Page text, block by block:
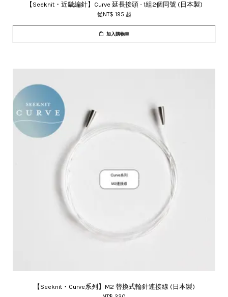
【Seeknit・近畿編針】Curve 延長接頭 - 1組2個同號 (日本製)
從NT$ 195 起
加入購物車
【Seeknit・Curve系列】M2 替換式輪針連接線 (日本製)